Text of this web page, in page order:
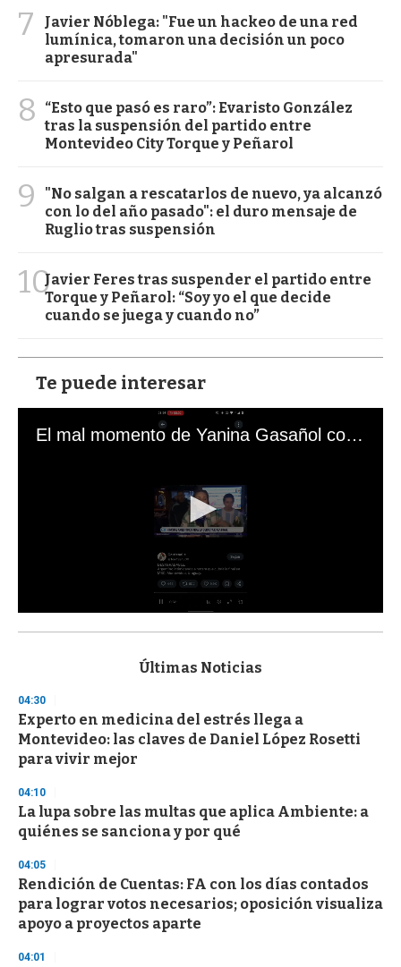
7
Javier Nóblega: "Fue un hackeo de una red
lumínica, tomaron una decisión un poco
apresurada"
8
“Esto que pasó es raro”: Evaristo González
tras la suspensión del partido entre
Montevideo City Torque y Peñarol
9
"No salgan a rescatarlos de nuevo, ya alcanzó
con lo del año pasado": el duro mensaje de
Ruglio tras suspensión
10Javier Feres tras suspender el partido entre
Torque y Peñarol: “Soy yo el que decide
cuando se juega y cuando no”
Te puede interesar
El mal momento de Yanina Gasañol con un hincha argentino en "Subrayado"
s
d
s
o
f
3
s
e
c
o
d
s
Últimas Noticias
04:30
Experto en medicina del estrés llega a
Montevideo: las claves de Daniel López Rosetti
para vivir mejor
04:10
La lupa sobre las multas que aplica Ambiente: a
quiénes se sanciona y por qué
04:05
Rendición de Cuentas: FA con los días contados
para lograr votos necesarios; oposición visualiza
apoyo a proyectos aparte
04:01